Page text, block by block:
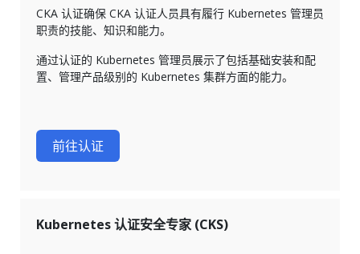
CKA 认证确保 CKA 认证人员具有履行 Kubernetes 管理员
职责的技能、知识和能力。
通过认证的 Kubernetes 管理员展示了包括基础安装和配
置、管理产品级别的 Kubernetes 集群方面的能力。
前往认证
Kubernetes 认证安全专家 (CKS)